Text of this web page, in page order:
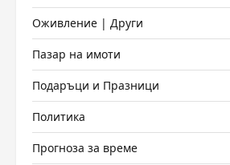
Оживление | Други
Пазар на имоти
Подаръци и Празници
Политика
Прогноза за време